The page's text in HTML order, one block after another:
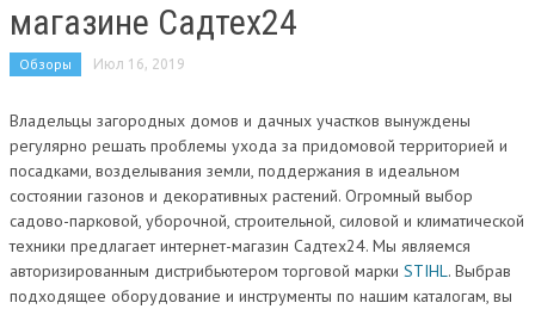
магазине Садтех24
Обзоры Июл 16, 2019
Владельцы загородных домов и дачных участков вынуждены
регулярно решать проблемы ухода за придомовой территорией и
посадками, возделывания земли, поддержания в идеальном
состоянии газонов и декоративных растений. Огромный выбор
садово-парковой, уборочной, строительной, силовой и климатической
техники предлагает интернет-магазин Садтех24. Мы являемся
авторизированным дистрибьютером торговой марки STIHL. Выбрав
подходящее оборудование и инструменты по нашим каталогам, вы